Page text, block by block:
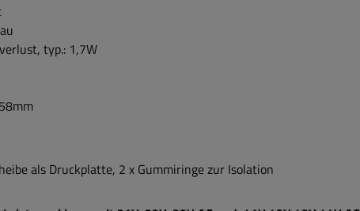
typ.: 1,7W
als Druckplatte, 2 x Gummiringe zur Isolation